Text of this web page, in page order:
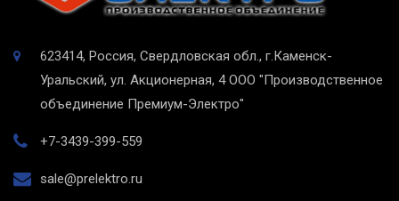
623414, Россия, Свердловская обл., г.Каменск-
Уральский, ул. Акционерная, 4 ООО "Производственное
объединение Премиум-Электро"
+7-3439-399-559
sale@prelektro.ru